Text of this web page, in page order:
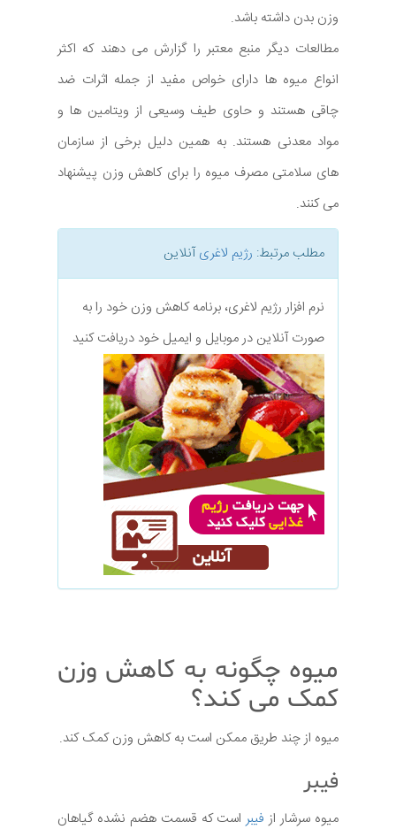
وزن بدن داشته باشد.
مطالعات دیگر منبع معتبر را گزارش می دهند که اکثر
انواع میوه ها دارای خواص مفید از جمله اثرات ضد
چاقی هستند و حاوی طیف وسیعی از ویتامین ها و
مواد معدنی هستند. به همین دلیل برخی از سازمان
های سلامتی مصرف میوه را برای کاهش وزن پیشنهاد
می کنند.
مطلب مرتبط: رژیم لاغریآنلاین
نرم افزار رژیم لاغری، برنامه کاهش وزن خود را به
صورت آنلاین در موبایل و ایمیل خود دریافت کنید
میوه چگونه به کاهش وزن
کمک می کند؟
میوه از چند طریق ممکن است به کاهش وزن کمک کند.
فیبر
میوه سرشار از فیبر است که قسمت هضم نشده گیاهان